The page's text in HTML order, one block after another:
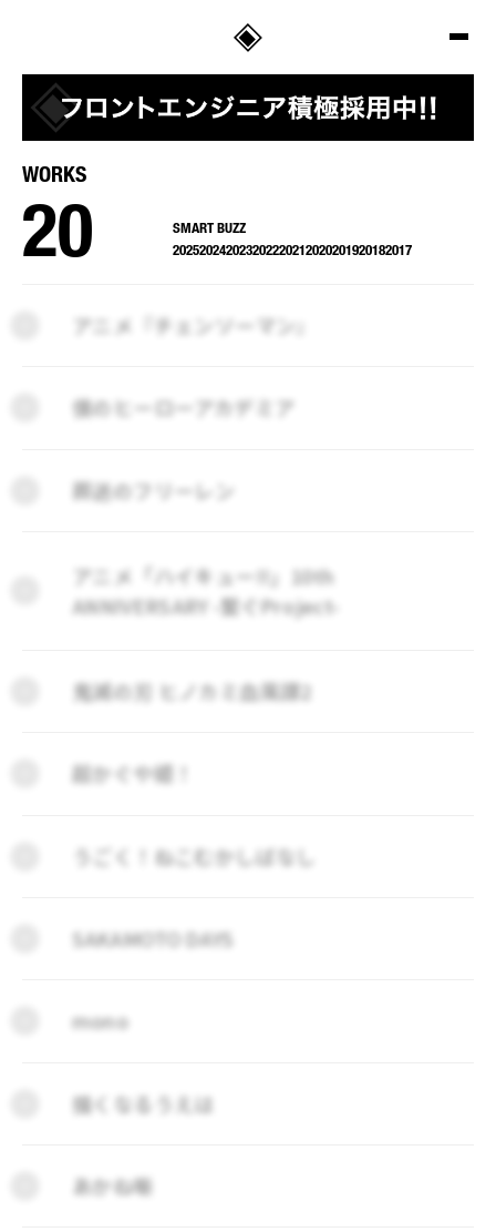
SALT
WORKS
20
2025
2024
2023
2022
2021
2020
2019
2018
2017
202520242023202220212020201920182017
SMART BUZZ
アニメ『チェンソーマン』
僕のヒーローアカデミア
葬送のフリーレン
アニメ「ハイキュー!!」10th
ANNIVERSARY -繋ぐProject-
鬼滅の刃 ヒノカミ血風譚2
超かぐや姫！
うごく！ねこむかしばなし
SAKAMOTO DAYS
mono
描くなるうえは
あかね噺